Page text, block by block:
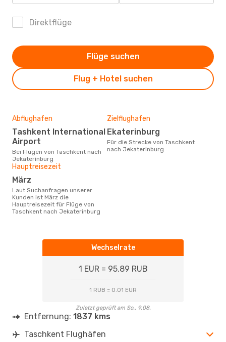
Direktflüge
Flug + Hotel suchen
Flüge suchen
Abflughafen
Tashkent International
Airport
Bei Flügen von Taschkent nach
Jekaterinburg
Zielflughafen
Ekaterinburg
Für die Strecke von Taschkent
nach Jekaterinburg
Hauptreisezeit
März
Laut Suchanfragen unserer
Kunden ist März die
Hauptreisezeit für Flüge von
Taschkent nach Jekaterinburg
Wechselrate
1 EUR = 95.89 RUB
1 RUB = 0.01 EUR
Zuletzt geprüft am So., 9.08.
Entfernung: 1837 kms
Taschkent Flughäfen